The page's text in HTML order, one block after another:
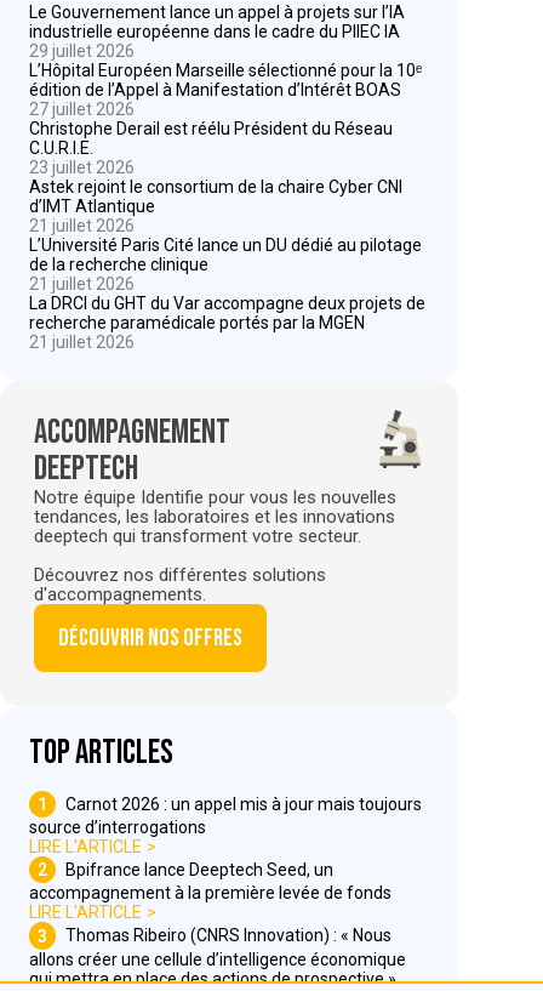
Le Gouvernement lance un appel à projets sur l’IA
industrielle européenne dans le cadre du PIIEC IA
29 juillet 2026
L’Hôpital Européen Marseille sélectionné pour la 10ᵉ
édition de l’Appel à Manifestation d’Intérêt BOAS
27 juillet 2026
Christophe Derail est réélu Président du Réseau
C.U.R.I.E.
23 juillet 2026
Astek rejoint le consortium de la chaire Cyber CNI
d’IMT Atlantique
21 juillet 2026
L’Université Paris Cité lance un DU dédié au pilotage
de la recherche clinique
21 juillet 2026
La DRCI du GHT du Var accompagne deux projets de
recherche paramédicale portés par la MGEN
21 juillet 2026
Accompagnement
deeptech
Notre équipe Identifie pour vous les nouvelles
tendances, les laboratoires et les innovations
deeptech qui transforment votre secteur.
Découvrez nos différentes solutions
d'accompagnements.
Découvrir nos offres
Top articles
1
Carnot 2026 : un appel mis à jour mais toujours
source d’interrogations
LIRE L'ARTICLE
2
Bpifrance lance Deeptech Seed, un
accompagnement à la première levée de fonds
LIRE L'ARTICLE
3
Thomas Ribeiro (CNRS Innovation) : « Nous
allons créer une cellule d’intelligence économique
qui mettra en place des actions de prospective »